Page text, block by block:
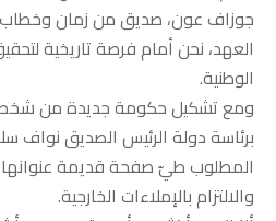
جوزاف عون، صديق من زمان
العهد، نحن أمام فرصة تاريخية
الوطنية.
ومع تشكيل حكومة جديدة من
برئاسة دولة الرئيس الصديق نواف
المطلوب طيّ صفحة قديمة
والالتزام بالإملاءات الخارجية.